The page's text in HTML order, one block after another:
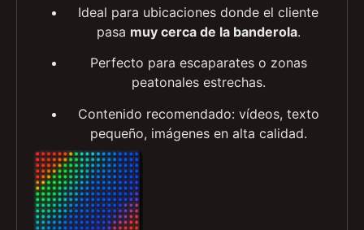
más nítida y detallada.
Ideal para ubicaciones donde el cliente
pasamuy cerca de la banderola.
Perfecto para escaparates o zonas
peatonales estrechas.
Contenido recomendado: vídeos, texto
pequeño, imágenes en alta calidad.